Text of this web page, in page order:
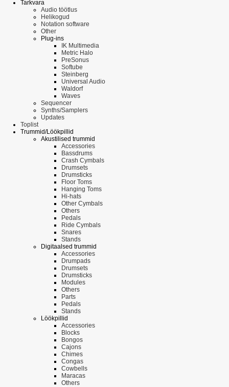
Tarkvara
Audio töötlus
Helikogud
Notation software
Other
Plug-ins
IK Multimedia
Metric Halo
PreSonus
Softube
Steinberg
Universal Audio
Waldorf
Waves
Sequencer
Synths/Samplers
Updates
Toplist
Trummid/Löökpillid
Akustilised trummid
Accessories
Bassdrums
Crash Cymbals
Drumsets
Drumsticks
Floor Toms
Hanging Toms
Hi-hats
Other Cymbals
Others
Pedals
Ride Cymbals
Snares
Stands
Digitaalsed trummid
Accessories
Drumpads
Drumsets
Drumsticks
Modules
Others
Parts
Pedals
Stands
Löökpillid
Accessories
Blocks
Bongos
Cajons
Chimes
Congas
Cowbells
Maracas
Others